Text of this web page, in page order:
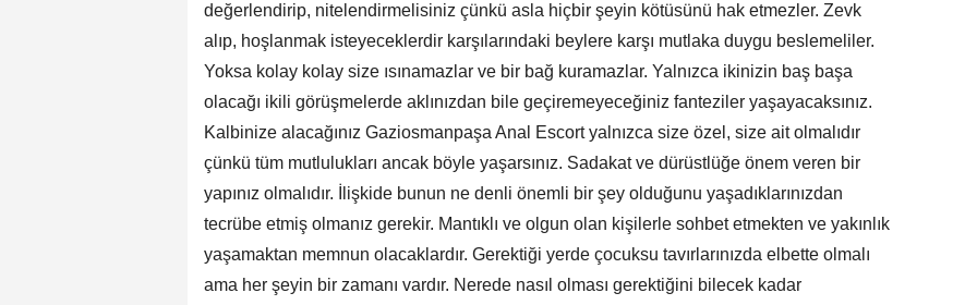
değerlendirip, nitelendirmelisiniz çünkü asla hiçbir şeyin kötüsünü hak etmezler. Zevk
alıp, hoşlanmak isteyeceklerdir karşılarındaki beylere karşı mutlaka duygu beslemeliler.
Yoksa kolay kolay size ısınamazlar ve bir bağ kuramazlar. Yalnızca ikinizin baş başa
olacağı ikili görüşmelerde aklınızdan bile geçiremeyeceğiniz fanteziler yaşayacaksınız.
Kalbinize alacağınız Gaziosmanpaşa Anal Escort yalnızca size özel, size ait olmalıdır
çünkü tüm mutlulukları ancak böyle yaşarsınız. Sadakat ve dürüstlüğe önem veren bir
yapınız olmalıdır. İlişkide bunun ne denli önemli bir şey olduğunu yaşadıklarınızdan
tecrübe etmiş olmanız gerekir. Mantıklı ve olgun olan kişilerle sohbet etmekten ve yakınlık
yaşamaktan memnun olacaklardır. Gerektiği yerde çocuksu tavırlarınızda elbette olmalı
ama her şeyin bir zamanı vardır. Nerede nasıl olması gerektiğini bilecek kadar